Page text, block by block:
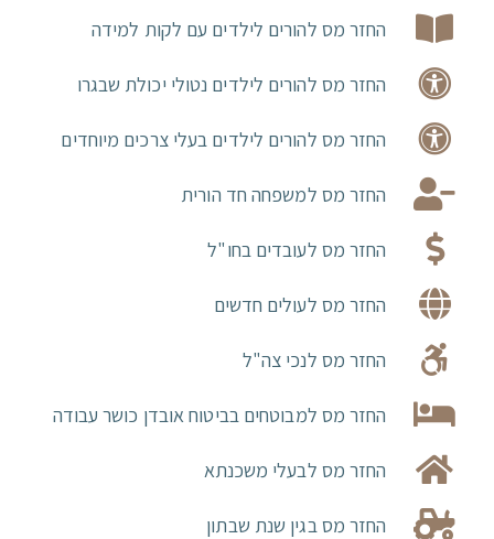
החזר מס להורים לילדים עם לקות למידה
החזר מס להורים לילדים נטולי יכולת שבגרו
החזר מס להורים לילדים בעלי צרכים מיוחדים
החזר מס למשפחה חד הורית
החזר מס לעובדים בחו"ל
החזר מס לעולים חדשים
החזר מס לנכי צה"ל
החזר מס למבוטחים בביטוח אובדן כושר עבודה
החזר מס לבעלי משכנתא
החזר מס בגין שנת שבתון